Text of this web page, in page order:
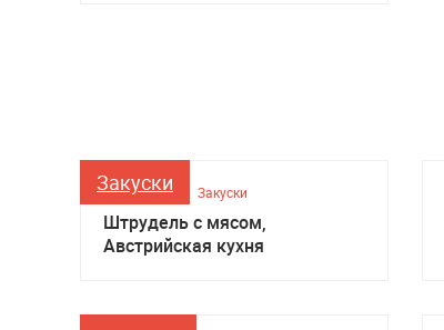
Закуски Закуски
Штрудель с мясом,
Австрийская кухня